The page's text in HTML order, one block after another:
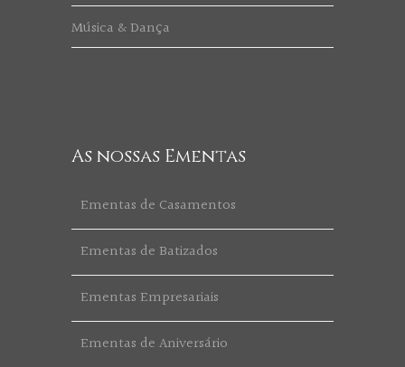
Música & Dança
As nossas Ementas
Ementas de Casamentos
Ementas de Batizados
Ementas Empresariais
Ementas de Aniversário